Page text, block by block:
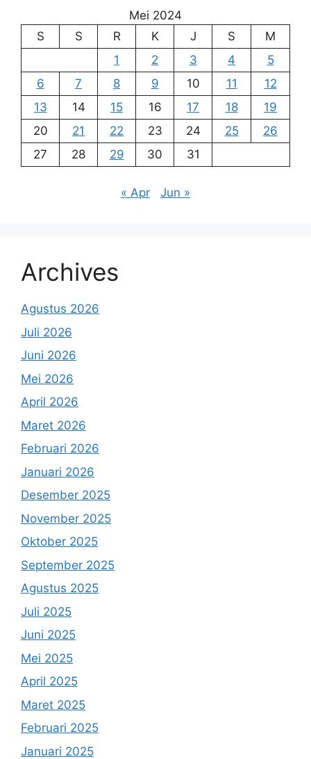
Mei 2024
S
S R K J S
M
1
2 3 4
5
6
7 8 9 10 11
12
13
14 15 16 17 18
19
20
21 22 23 24 25
26
27
28 29 30 31
« Apr Jun »
Archives
Agustus 2026
Juli 2026
Juni 2026
Mei 2026
April 2026
Maret 2026
Februari 2026
Januari 2026
Desember 2025
November 2025
Oktober 2025
September 2025
Agustus 2025
Juli 2025
Juni 2025
Mei 2025
April 2025
Maret 2025
Februari 2025
Januari 2025